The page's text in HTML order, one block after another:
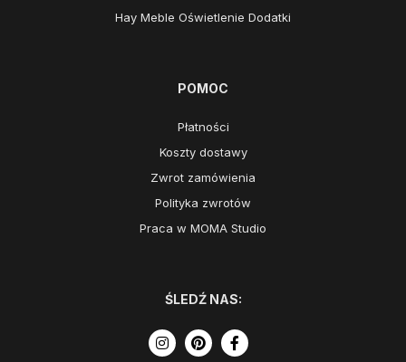
Hay Meble Oświetlenie Dodatki
POMOC
Płatności
Koszty dostawy
Zwrot zamówienia
Polityka zwrotów
Praca w MOMA Studio
ŚLEDŹ NAS: